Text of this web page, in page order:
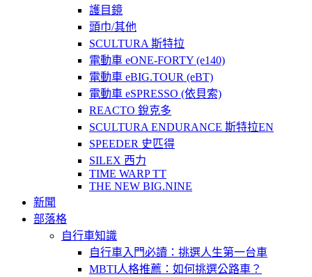
護目鏡
頭巾/其他
SCULTURA 斯特拉
電動車 eONE-FORTY (e140)
電動車 eBIG.TOUR (eBT)
電動車 eSPRESSO (依貝索)
REACTO 銳克多
SCULTURA ENDURANCE 斯特拉EN
SPEEDER 史匹得
SILEX 西力
TIME WARP TT
THE NEW BIG.NINE
新聞
部落格
自行車知識
自行車入門必讀：挑選人生第一台車
MBTI人格推薦：如何挑選公路車？